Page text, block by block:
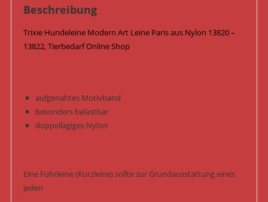
MengeBeschreibung
Trixie Hundeleine Modern Art Leine Paris aus Nylon 13820 –
13822, Tierbedarf Online Shop
aufgenähtes Motivband
besonders belastbar
doppellagiges Nylon
Eine Führleine (Kurzleine) sollte zur Grundausstattung eines
jeden